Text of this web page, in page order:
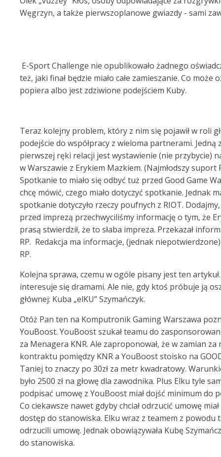
Węgrzyn, a także pierwszoplanowe gwiazdy - sami
E-Sport Challenge nie opublikowało żadnego
też, jaki finał będzie miało całe zamieszanie. Co może
popiera albo jest zdziwione podejściem Kuby.
Teraz kolejny problem, który z nim się pojawił w roli
podejście do współpracy z wieloma partnerami. Jedną
pierwszej ręki relacji jest wystawienie (nie przybycie)
w Warszawie z Erykiem Mazkiem. (Najmłodszy suport
Spotkanie to miało się odbyć tuż przed Good Game
chcę mówić, czego miało dotyczyć spotkanie. Jednak
spotkanie dotyczyło rzeczy poufnych z RIOT.
przed imprezą przechwyciliśmy informację o tym, że
prasą stwierdził, że to słaba impreza. Przekazał
RP. Redakcja ma informacje, (jednak
RP.
Kolejna sprawa, czemu w ogóle pisany jest ten
interesuje się dramami. Ale nie, gdy ktoś próbuje ją
głównej: Kuba „elKU” Szymańczyk.
Otóż Pan ten na Komputronik Gaming Warszawa
YouBoost. YouBoost szukał teamu do
za Menagera KNR. Ale zaproponował, że w zamian
kontraktu pomiędzy KNR a YouBoost stoisko na
Taniej to znaczy po 30zł za metr kwadratowy.
było 2500 zł na głowę dla zawodnika. Plus Elku tyle
podpisać umowę z YouBoost miał dojść minimum do
Co ciekawsze nawet gdyby chciał odrzucić umowę
dostęp do stanowiska. Elku wraz z teamem z powodu
odrzucili umowę. Jednak obowiązywała Kubę
do stanowiska.